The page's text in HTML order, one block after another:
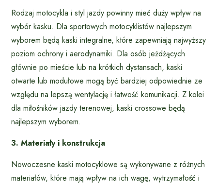
Rodzaj motocykla i styl jazdy powinny mieć duży wpływ na
wybór kasku. Dla sportowych motocyklistów najlepszym
wyborem będą kaski integralne, które zapewniają najwyższy
poziom ochrony i aerodynamiki. Dla osób jeżdżących
głównie po mieście lub na krótkich dystansach, kaski
otwarte lub modułowe mogą być bardziej odpowiednie ze
względu na lepszą wentylację i łatwość komunikacji. Z kolei
dla miłośników jazdy terenowej, kaski crossowe będą
najlepszym wyborem.
3. Materiały i konstrukcja
Nowoczesne kaski motocyklowe są wykonywane z różnych
materiałów, które mają wpływ na ich wagę, wytrzymałość i